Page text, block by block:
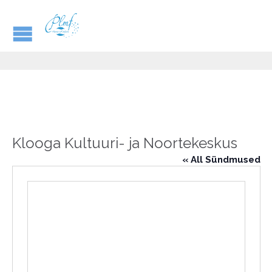
Klooga Kultuuri- ja Noortekeskus
« All Sündmused